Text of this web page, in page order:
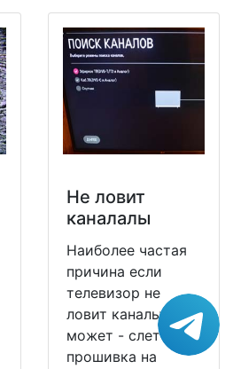
Не ловит
каналалы
Наиболее частая
причина если
телевизор не
ловит каналы
может - слетела
прошивка на